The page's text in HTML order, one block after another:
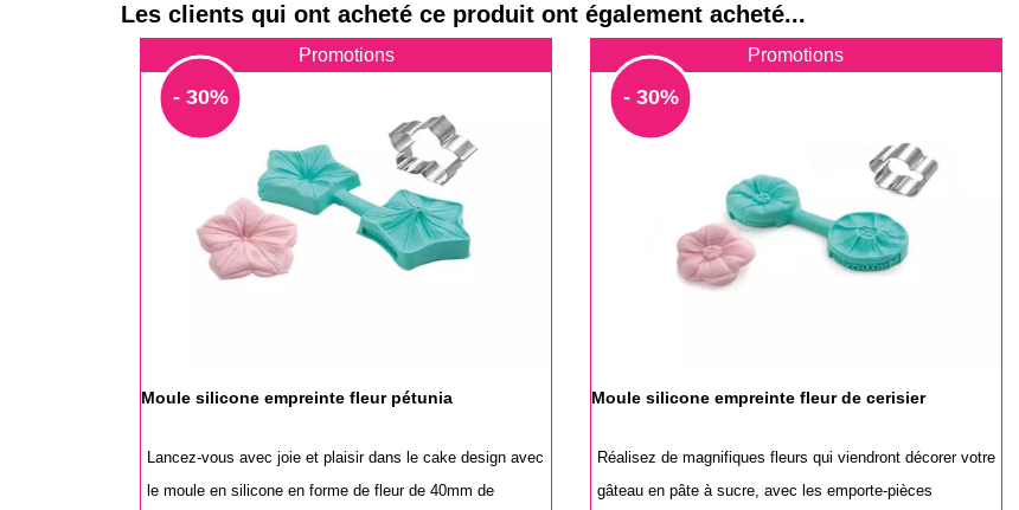
Les clients qui ont acheté ce produit ont également acheté...
Promotions
- 30%
Moule silicone empreinte fleur pétunia
Lancez-vous avec joie et plaisir dans le cake design avec
le moule en silicone en forme de fleur de 40mm de
Promotions
- 30%
Moule silicone empreinte fleur de cerisier
Réalisez de magnifiques fleurs qui viendront décorer votre
gâteau en pâte à sucre, avec les emporte-pièces